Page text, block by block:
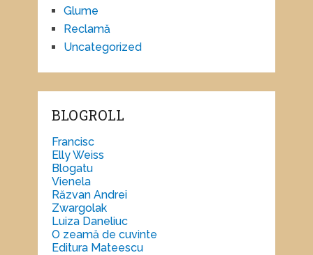
Glume
Reclamă
Uncategorized
BLOGROLL
Francisc
Elly Weiss
Blogatu
Vienela
Răzvan Andrei
Zwargolak
Luiza Daneliuc
O zeamă de cuvinte
Editura Mateescu